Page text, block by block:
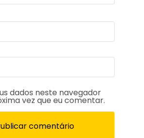
dados neste navegador
vez que eu comentar.